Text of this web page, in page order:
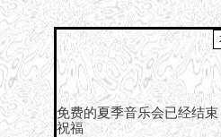
免费的夏季音乐会已经结束
祝福